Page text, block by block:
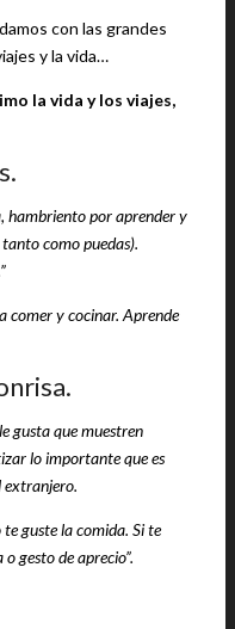
con las grandes
y la vida…
la vida y los viajes,
hambriento por aprender y
como puedas).
comer y cocinar. Aprende
gusta que muestren
lo importante que es
extranjero.
guste la comida. Si te
gesto de aprecio”.